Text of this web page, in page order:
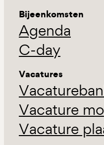
Bijeenkomsten
Agenda
C-day
Vacatures
Vacature
Vacature